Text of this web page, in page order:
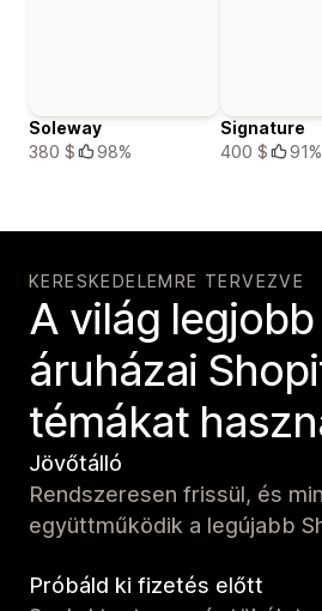
Soleway
380 $
98%
Signature
400 $
91%
KERESKEDELEMRE TERVEZVE
A világ
áruházai
témákat
Jövőtálló
Rendszeresen frissül, és
együttműködik a legújabb
Próbáld ki fizetés előtt